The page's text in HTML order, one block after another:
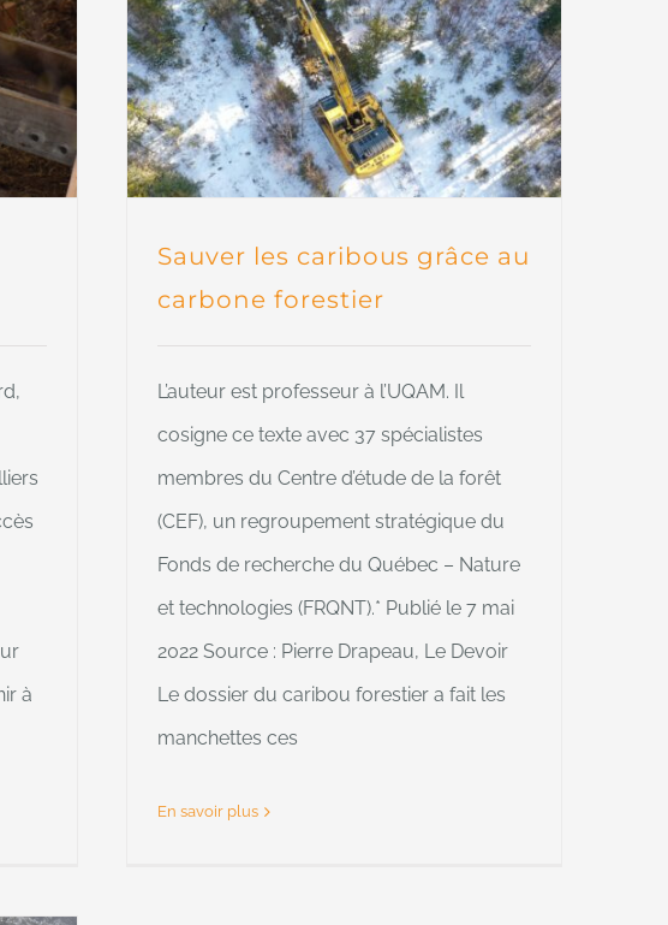
à
Sauver les caribous grâce
au carbone forestier
Sauver les caribous grâce au
carbone forestier
L’auteur est professeur à l’UQAM. Il
cosigne ce texte avec 37 spécialistes
membres du Centre d’étude de la forêt
(CEF), un regroupement stratégique du
Fonds de recherche du Québec – Nature
et technologies (FRQNT).* Publié le 7 mai
2022 Source : Pierre Drapeau, Le Devoir
Le dossier du caribou forestier a fait les
manchettes ces
En savoir plus